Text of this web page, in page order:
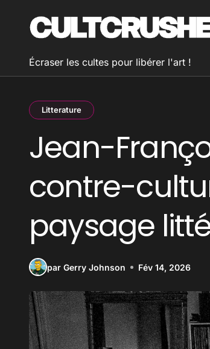
contenu
Écraser les cultes pour libérer l'art !
Litterature
Jean-
contre-
paysage
par Gerry Johnson Fév 14, 2026